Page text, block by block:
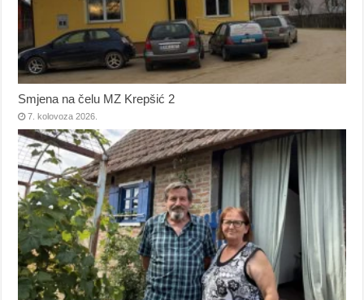
Smjena na čelu MZ Krepšić 2
7. kolovoza 2026.